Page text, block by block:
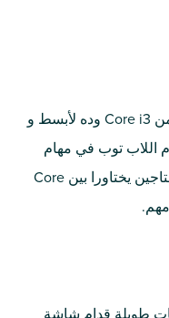
ماتشتريش أبدا لاب توب بمعالج أقل من Core i3 وده لأبسط و
اللاب توب في مهام
كتير ومحتاجة سرعة و أداء عالي، محتاجين يختاورا بين Core
طويلة قدام شاشة